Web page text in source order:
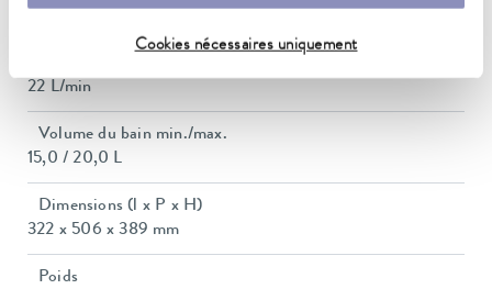
Cookies nécessaires uniquement
22 L/min
Volume du bain min./max.
15,0 / 20,0 L
Dimensions (l x P x H)
322 x 506 x 389 mm
Poids